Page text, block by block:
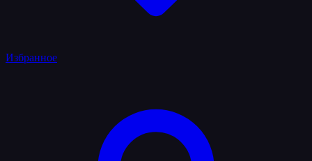
Избранное